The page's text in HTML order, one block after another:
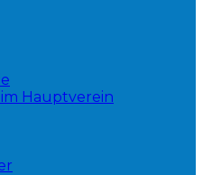
Hauptverein